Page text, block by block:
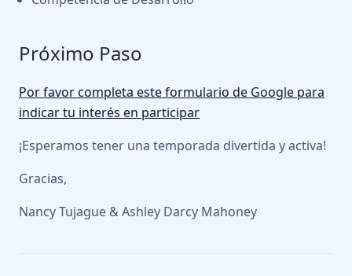
Próximo Paso
Por favor completa este formulario de Google para
indicar tu interés en participar
¡Esperamos tener una temporada divertida y activa!
Gracias,
Nancy Tujague & Ashley Darcy Mahoney